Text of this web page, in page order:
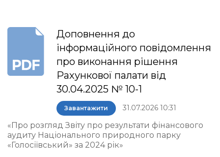
Доповнення до
інформаційного повідомлення
про виконання рішення
Рахункової палати від
30.04.2025 № 10-1
Завантажити 31.07.2026 10:31
«Про розгляд Звіту про результати фінансового
аудиту Національного природного парку
«Голосіївський» за 2024 рік»